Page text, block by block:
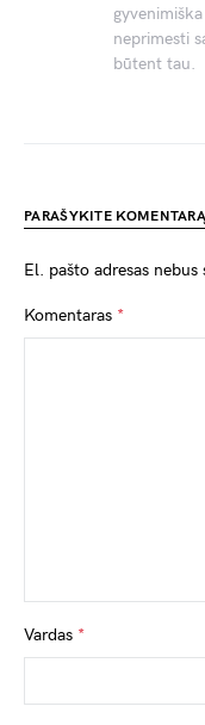
neprimesti
būtent tau.
PARAŠYKITE KOMENTARĄ
El. pašto adresas nebus
Komentaras *
Vardas *